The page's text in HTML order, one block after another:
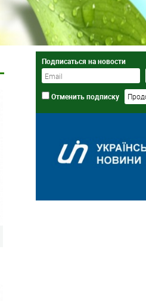
Подписаться на новости
Отменить подписку